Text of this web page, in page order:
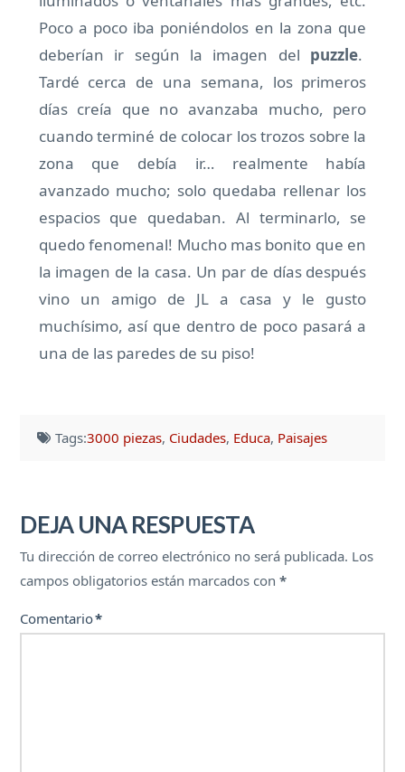
Poco a poco iba poniéndolos en la zona que
deberían ir según la imagen del puzzle.
Tardé cerca de una semana, los primeros
días creía que no avanzaba mucho, pero
cuando terminé de colocar los trozos sobre la
zona que debía ir… realmente había
avanzado mucho; solo quedaba rellenar los
espacios que quedaban. Al terminarlo, se
quedo fenomenal! Mucho mas bonito que en
la imagen de la casa. Un par de días después
vino un amigo de JL a casa y le gusto
muchísimo, así que dentro de poco pasará a
una de las paredes de su piso!
Tags:3000 piezas, Ciudades, Educa, Paisajes
DEJA UNA RESPUESTA
Tu dirección de correo electrónico no será publicada. Los
campos obligatorios están marcados con*
Comentario*